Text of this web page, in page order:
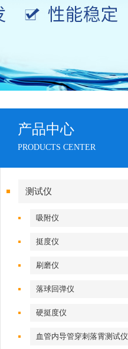
产品中心
PRODUCTS CENTER
测试仪
吸附仪
挺度仪
刷磨仪
落球回弹仪
硬挺度仪
血管内导管穿刺落霄测试仪